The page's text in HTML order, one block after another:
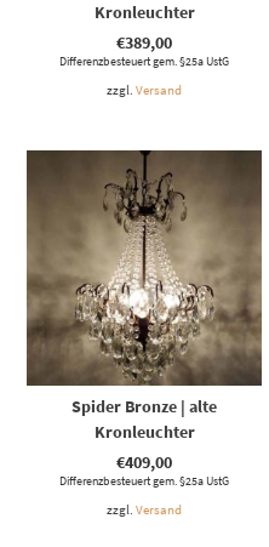
Kronleuchter
€389,00
Differenzbesteuert gem. §25a UstG
zzgl.Versand
Spider Bronze | alte
Kronleuchter
€409,00
Differenzbesteuert gem. §25a UstG
zzgl.Versand